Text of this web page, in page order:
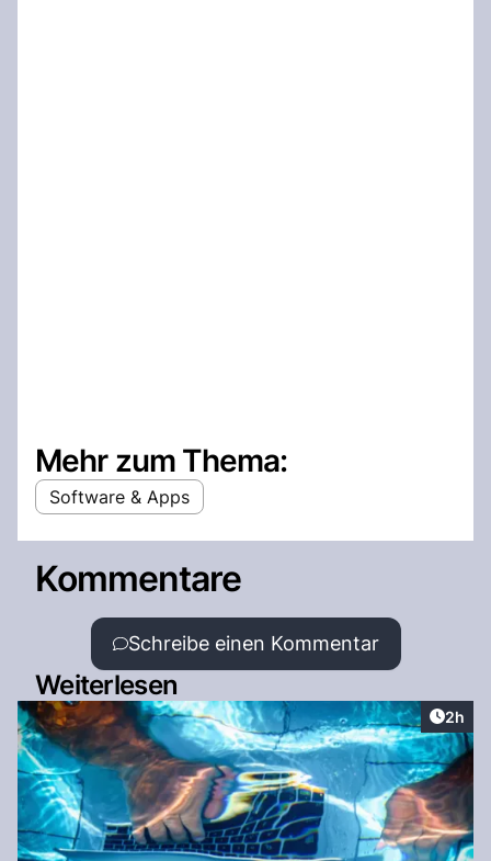
Mehr zum Thema:
Software & Apps
Kommentare
Schreibe einen Kommentar
Weiterlesen
2h